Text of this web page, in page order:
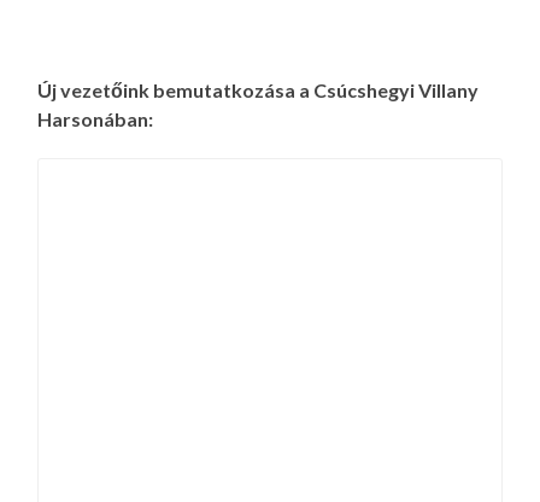
Új vezetőink bemutatkozása a Csúcshegyi Villany
Harsonában: